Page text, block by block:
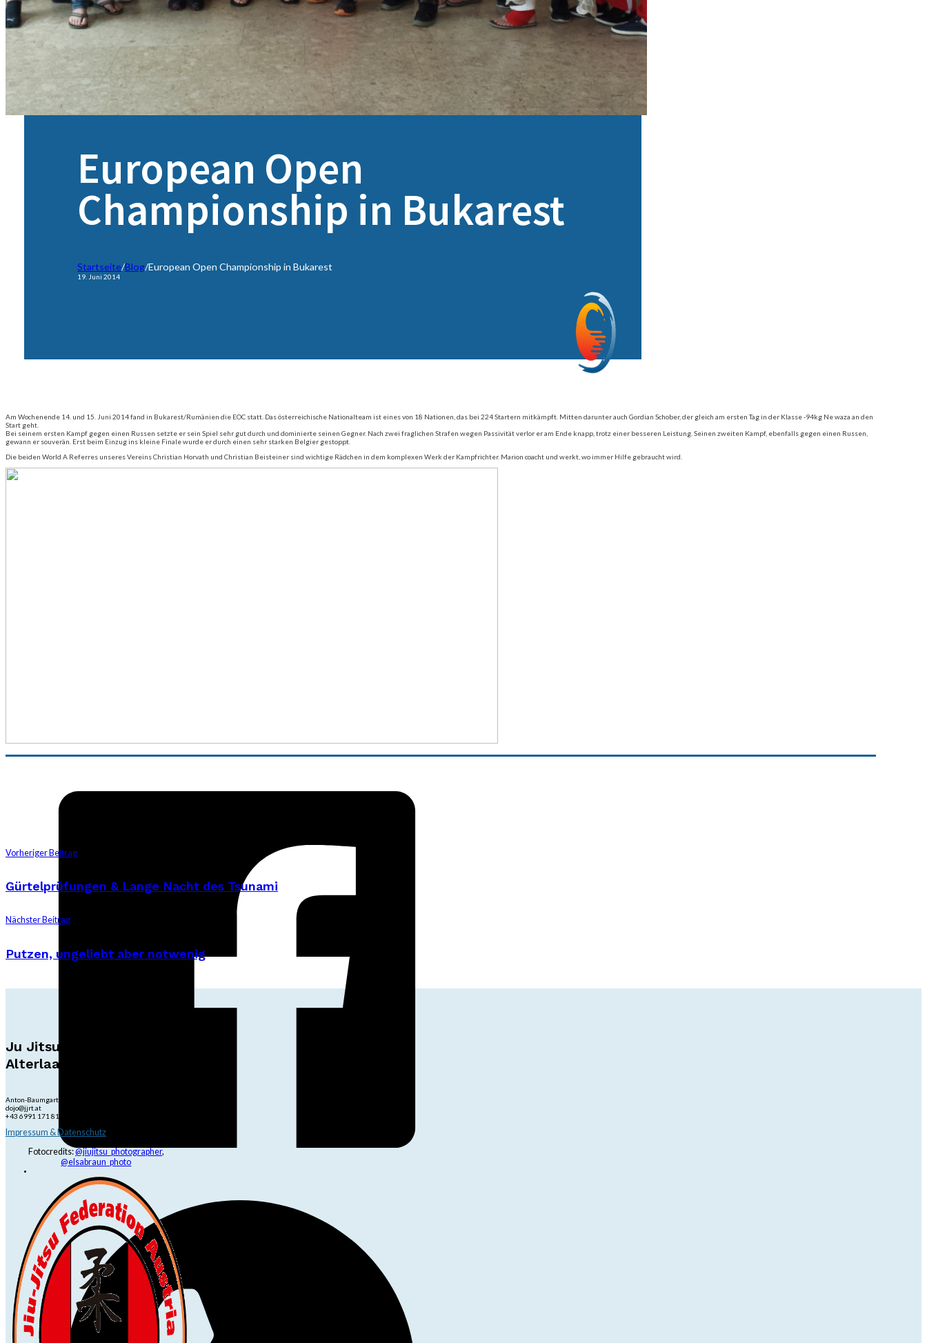
European Open
Championship in Bukarest
Startseite/Blog/European Open Championship in Bukarest
19. Juni 2014
Am Wochenende 14. und 15. Juni 2014 fand in Bukarest/Rumänien die EOC statt. Das österreichische Nationalteam ist eines von 18 Nationen, das bei 224 Startern mitkämpft. Mitten darunter auch Gordian Schober, der gleich am ersten Tag in der Klasse -94kg Ne waza an den
Start geht.
Bei seinem ersten Kampf gegen einen Russen setzte er sein Spiel sehr gut durch und dominierte seinen Gegner. Nach zwei fraglichen Strafen wegen Passivität verlor er am Ende knapp, trotz einer besseren Leistung. Seinen zweiten Kampf, ebenfalls gegen einen Russen,
gewann er souverän. Erst beim Einzug ins kleine Finale wurde er durch einen sehr starken Belgier gestoppt.
Die beiden World A Referres unseres Vereins Christian Horvath und Christian Beisteiner sind wichtige Rädchen in dem komplexen Werk der Kampfrichter. Marion coacht und werkt, wo immer Hilfe gebraucht wird.
Vorheriger Beitrag
Gürtelprüfungen & Lange Nacht des Tsunami
Nächster Beitrag
Putzen, ungeliebt aber notwenig
Ju Jitsu Ryu Tsunami
Alterlaa
Anton-Baumgartner-Str. 44/B8/01, 1230 Wien
dojo@jjrt.at
+43 6991 171 81 60
Impressum & Datenschutz
Fotocredits:@jiujitsu_photographer,
@elsabraun_photo